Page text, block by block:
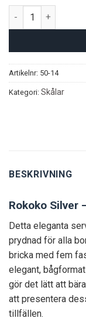
Rokoko Silver - 5
Artikelnr: 50-14
Kategori: Skålar
BESKRIVNING
Rokoko Silver
Detta eleganta
prydnad för alla
bricka med fem
elegant,
gör det lätt att
att presentera
tillfällen.